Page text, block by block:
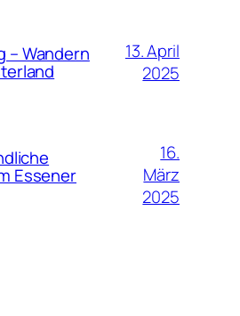
– Wandern
13. April
2025
Essener
16.
März
2025